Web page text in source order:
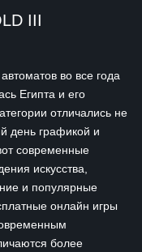
III
во все года
Египта и его
отличались не
день графикой и
современные
искусства,
и популярные
онлайн игры
более